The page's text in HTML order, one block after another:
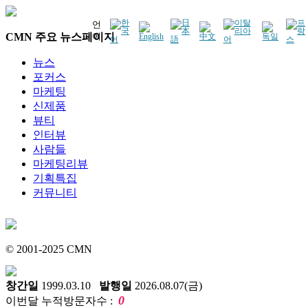
언
어
CMN 주요 뉴스페이지
뉴스
포커스
마케팅
신제품
뷰티
인터뷰
사람들
마케팅리뷰
기획특집
커뮤니티
© 2001-2025 CMN
창간일 1999.03.10 발행일 2026.08.07(금)
이번달 누적방문자수 : 0